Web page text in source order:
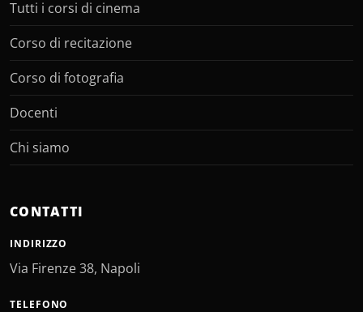
Tutti i corsi di cinema
Corso di recitazione
Corso di fotografia
Docenti
Chi siamo
CONTATTI
INDIRIZZO
Via Firenze 38, Napoli
TELEFONO